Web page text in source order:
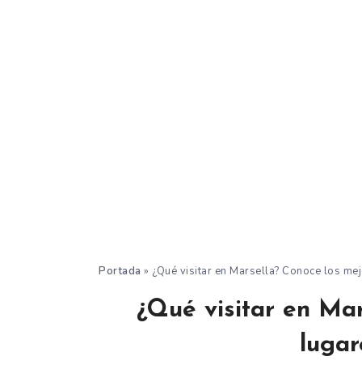
Portada » ¿Qué visitar en Marsella? Conoce los
¿Qué visitar en